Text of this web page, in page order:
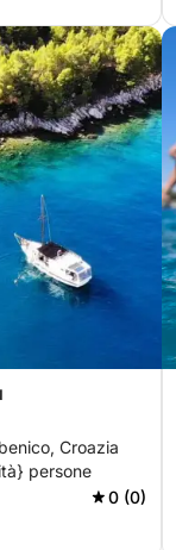
Croazia
persone
0 (0)